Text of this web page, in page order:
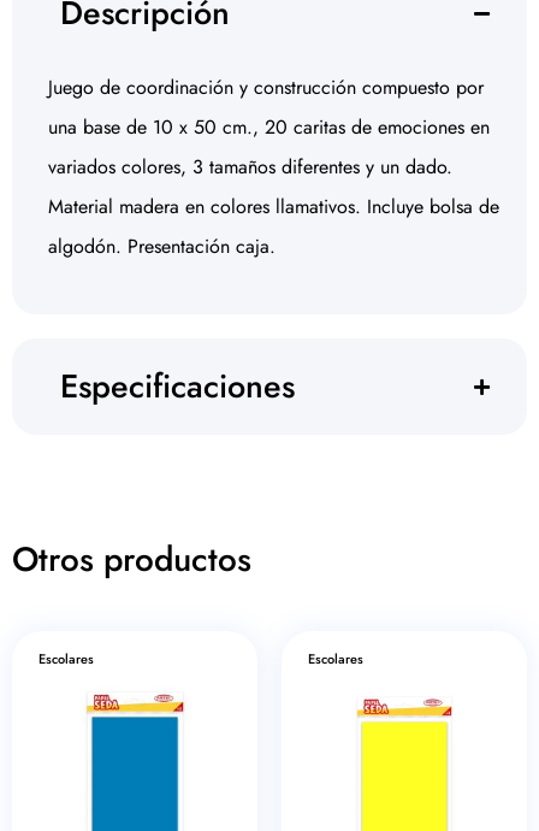
Descripción
Juego de coordinación y construcción compuesto por
una base de 10 x 50 cm., 20 caritas de emociones en
variados colores, 3 tamaños diferentes y un dado.
Material madera en colores llamativos. Incluye bolsa de
algodón. Presentación caja.
Especificaciones
Otros productos
Escolares Escolares